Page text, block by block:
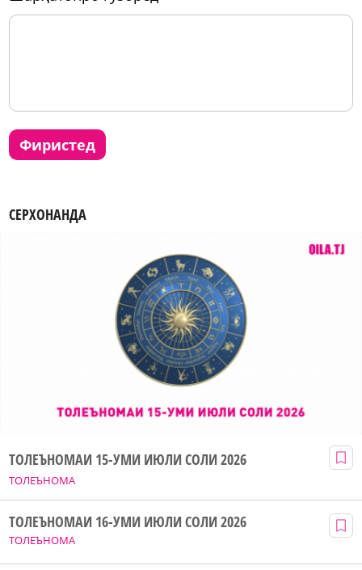
фиристед
СЕРХОНАНДА
ТОЛЕЪНОМА
ТОЛЕЪНОМАИ 15-УМИ ИЮЛИ СОЛИ 2026
ТОЛЕЪНОМА
ТОЛЕЪНОМАИ 16-УМИ ИЮЛИ СОЛИ 2026